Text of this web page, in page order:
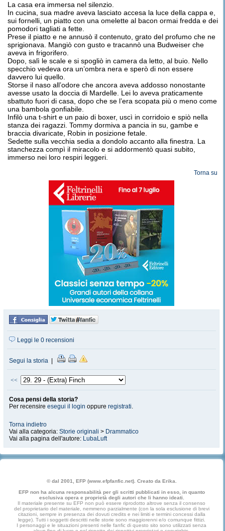
La casa era immersa nel silenzio.
In cucina, sua madre aveva lasciato accesa la luce della cappa e,
sui fornelli, un piatto con una omelette al bacon ormai fredda e dei
pomodori tagliati a fette.
Prese il piatto e ne annusò il contenuto, grato del profumo che ne
sprigionava. Mangiò con gusto e tracannò una Budweiser che
aveva in frigorifero.
Dopo, salì le scale e si spogliò in camera da letto, al buio. Nello
specchio vedeva ora un’ombra nera e sperò di non essere
davvero lui quello.
Storse il naso all’odore che ancora aveva addosso nonostante
avesse usato la doccia di Mardelle. Lei lo aveva praticamente
sbattuto fuori di casa, dopo che se l’era scopata più o meno come
una bambola gonfiabile.
Infilò una t-shirt e un paio di boxer, uscì in corridoio e spiò nella
stanza dei ragazzi. Tommy dormiva a pancia in su, gambe e
braccia divaricate, Robin in posizione fetale.
Sedette sulla vecchia sedia a dondolo accanto alla finestra. La
stanchezza compì il miracolo e si addormentò quasi subito,
immerso nei loro respiri leggeri.
Torna su
Leggi le 0 recensioni
Segui la storia
<<
Cosa pensi della storia?
Per recensire esegui il login oppure registrati.
Torna indietro
Vai alla categoria: Storie originali > Drammatico
Vai alla pagina dell'autore: LubaLuft
© dal 2001, EFP (www.efpfanfic.net). Creato da Erika.
EFP non ha alcuna responsabilità per gli scritti pubblicati in esso, in quanto
esclusiva opera e proprietà degli autori che li hanno ideati.
Il materiale presente su EFP non può essere riprodotto altrove senza il consenso
del proprietario del materiale, nemmeno parzialmente (con la sola esclusione di brevi
citazioni, sempre in presenza dei dovuti credits e nei limiti e termini concessi dalla
legge). Tutti i soggetti descritti nelle storie sono maggiorenni e/o comunque fittizi.
I personaggi e le situazioni presenti nelle fanfic di questo sito sono utilizzati senza